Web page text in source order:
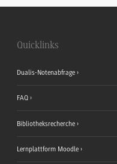
Quicklinks
Dualis-Notenabfrage
FAQ
Bibliotheksrecherche
Lernplattform Moodle